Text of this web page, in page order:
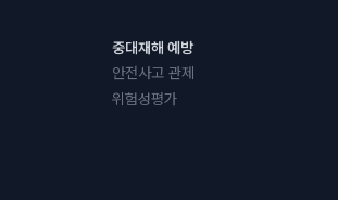
중대재해 예방
안전사고 관제
위험성평가